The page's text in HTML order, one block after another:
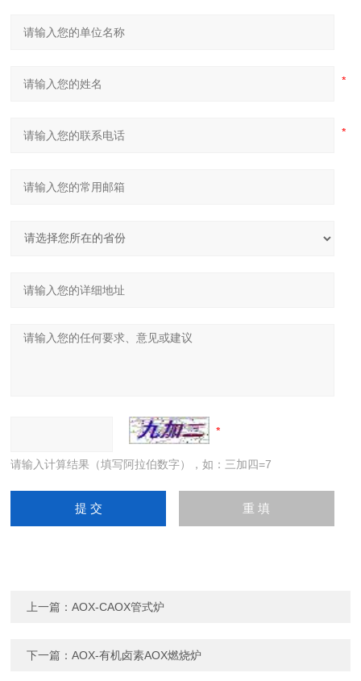
请输入计算结果（填写阿拉伯数字），如：三加四=7
上一篇：AOX-CAOX管式炉
下一篇：AOX-有机卤素AOX燃烧炉